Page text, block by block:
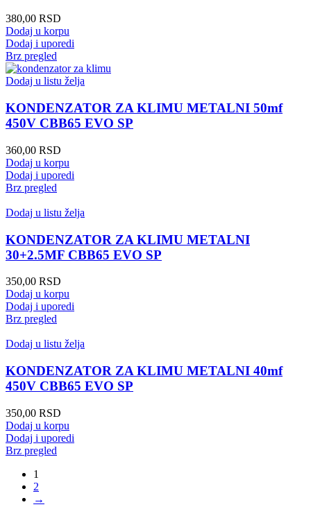
380,00 RSD
Dodaj u korpu
Dodaj i uporedi
Brz pregled
Dodaj u listu želja
KONDENZATOR ZA KLIMU METALNI 50mf
450V CBB65 EVO SP
360,00 RSD
Dodaj u korpu
Dodaj i uporedi
Brz pregled
Dodaj u listu želja
KONDENZATOR ZA KLIMU METALNI
30+2.5MF CBB65 EVO SP
350,00 RSD
Dodaj u korpu
Dodaj i uporedi
Brz pregled
Dodaj u listu želja
KONDENZATOR ZA KLIMU METALNI 40mf
450V CBB65 EVO SP
350,00 RSD
Dodaj u korpu
Dodaj i uporedi
Brz pregled
1
2
→